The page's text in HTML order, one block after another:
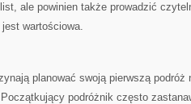
ale powinien także prowadzić
wartościowa.
planować swoją pierwszą podróż
podróżnik często